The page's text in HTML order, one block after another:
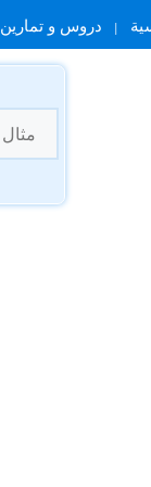
دروس و تمارين
عن: